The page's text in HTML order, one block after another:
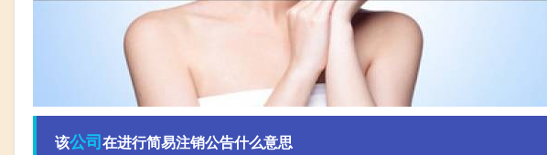
该公司在进行简易注销公告什么意思